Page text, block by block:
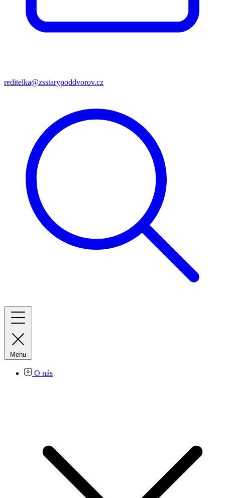
reditelka@zsstarypoddvorov.cz
Menu
O nás